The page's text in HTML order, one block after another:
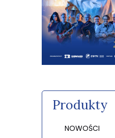
Produkty
NOWOŚCI